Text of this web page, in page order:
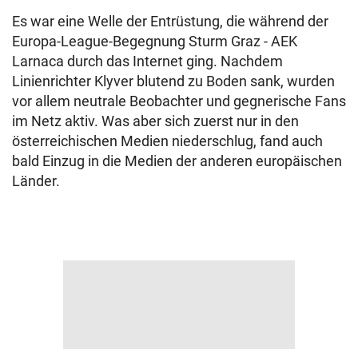
Es war eine Welle der Entrüstung, die während der
Europa-League-Begegnung Sturm Graz - AEK
Larnaca durch das Internet ging. Nachdem
Linienrichter Klyver blutend zu Boden sank, wurden
vor allem neutrale Beobachter und gegnerische Fans
im Netz aktiv. Was aber sich zuerst nur in den
österreichischen Medien niederschlug, fand auch
bald Einzug in die Medien der anderen europäischen
Länder.